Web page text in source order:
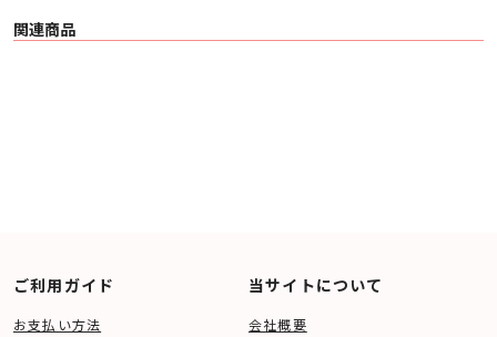
関連商品
ご利用ガイド
お支払い方法
当サイトについて
会社概要